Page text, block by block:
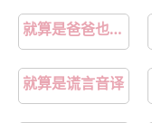
就算是爸爸也想做未删减在线观看
就算是谎言音译